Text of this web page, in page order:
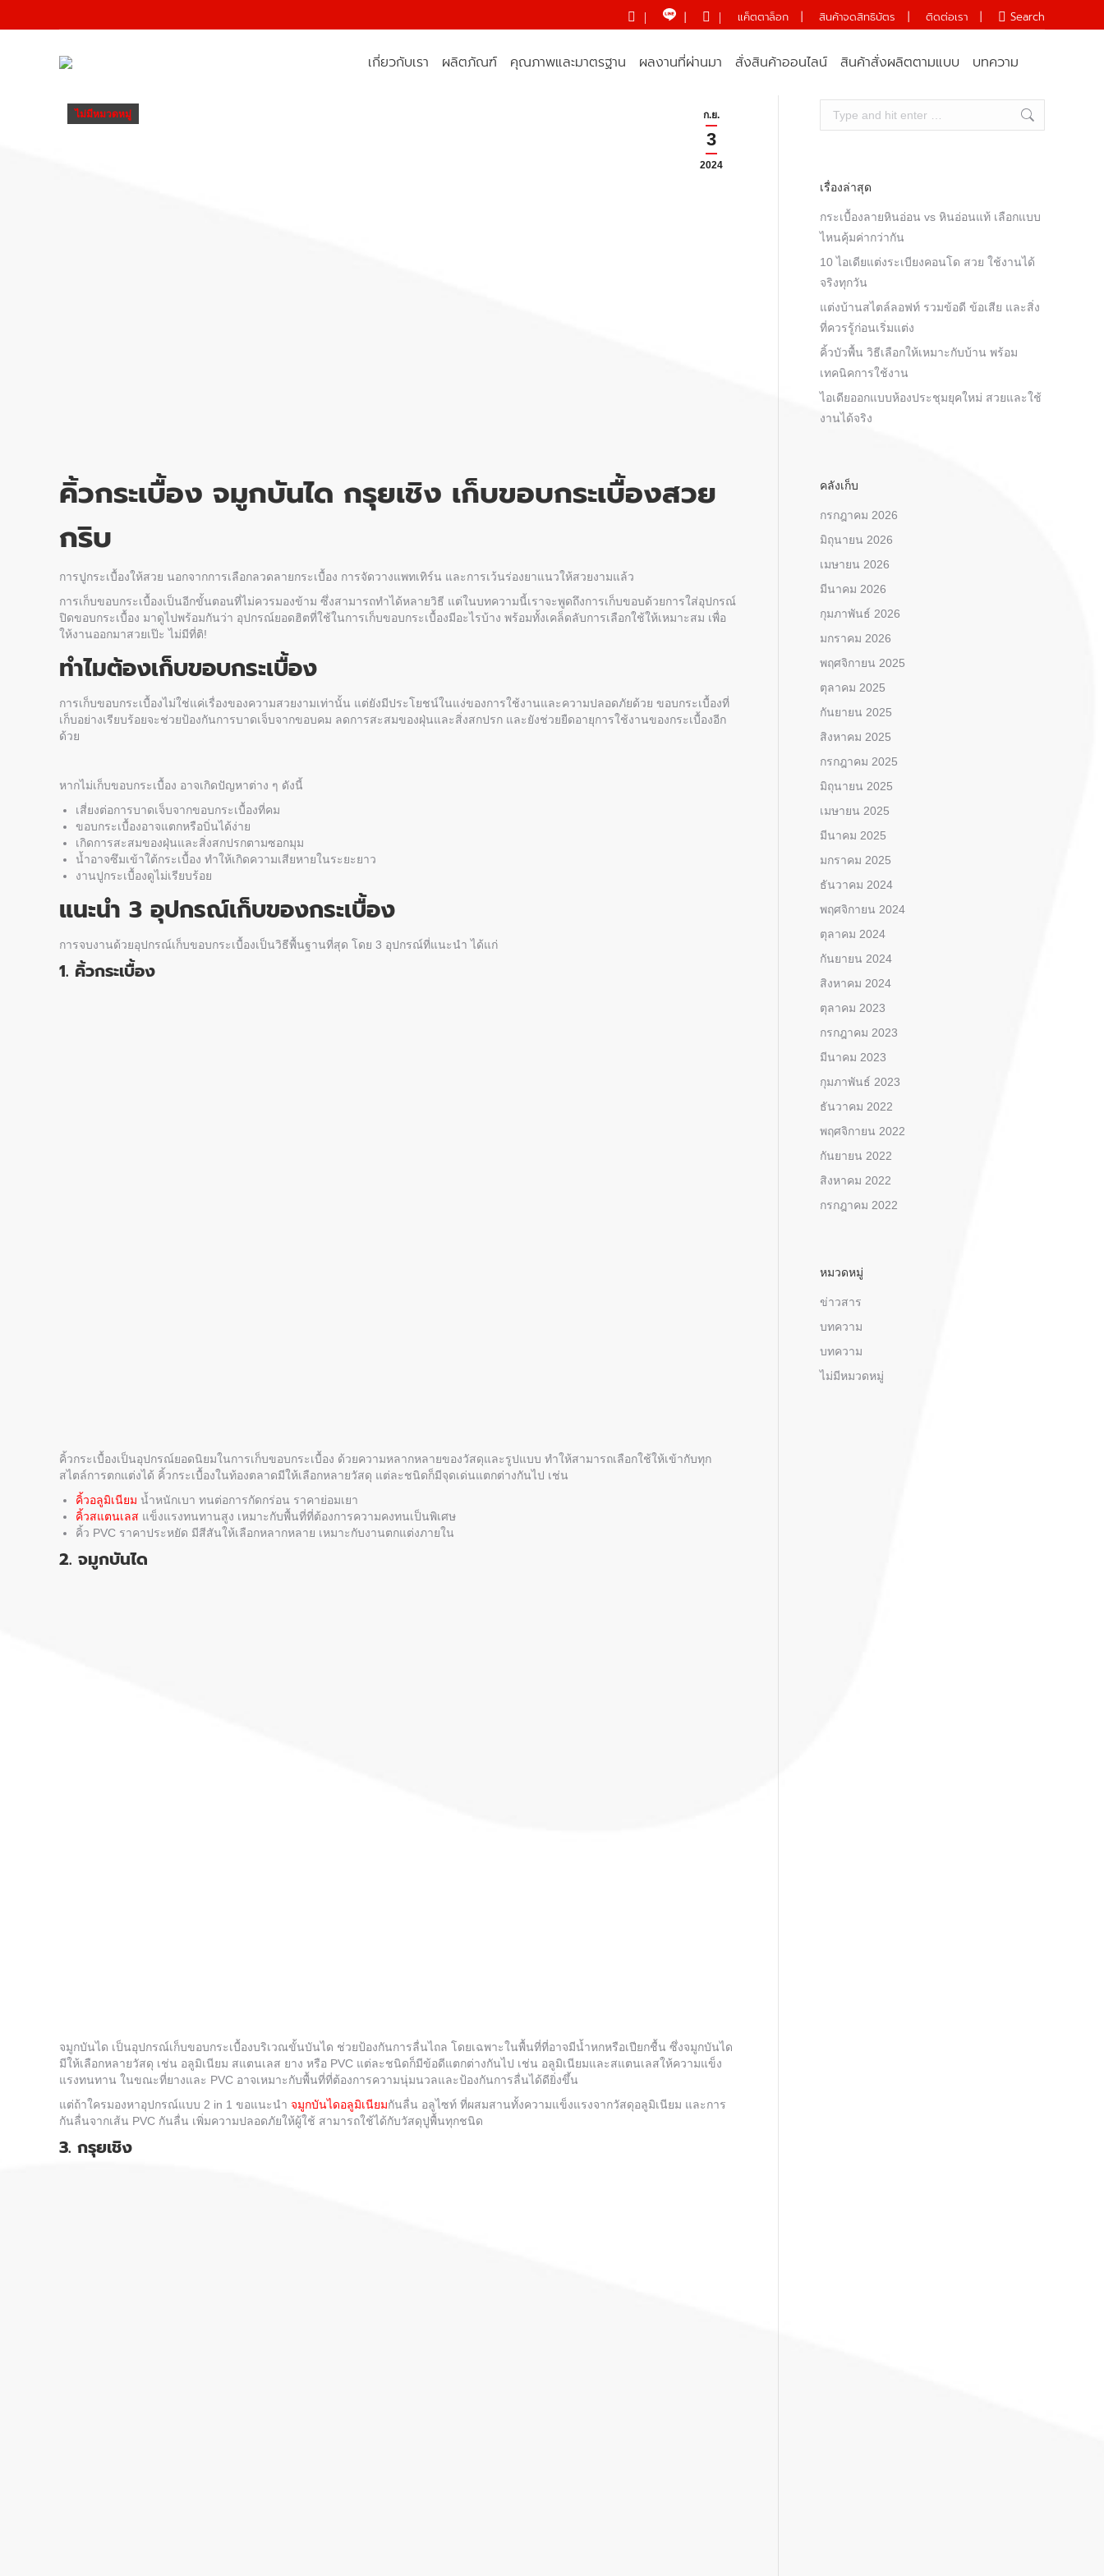
| | | แค็ตตาล็อก | สินค้าจดสิทธิบัตร | ติดต่อเรา | Search:
Search
เกี่ยวกับเรา ผลิตภัณฑ์ คุณภาพและมาตรฐาน ผลงานที่ผ่านมา สั่งสินค้าออนไลน์ สินค้าสั่งผลิตตามแบบ บทความ
ก.ย.
3
2024
ไม่มีหมวดหมู่
คิ้วกระเบื้อง จมูกบันได กรุยเชิง เก็บขอบกระเบื้องสวย
กริบ
การปูกระเบื้องให้สวย นอกจากการเลือกลวดลายกระเบื้อง การจัดวางแพทเทิร์น และการเว้นร่องยาแนวให้สวยงามแล้ว
การเก็บขอบกระเบื้องเป็นอีกขั้นตอนที่ไม่ควรมองข้าม ซึ่งสามารถทำได้หลายวิธี แต่ในบทความนี้เราจะพูดถึงการเก็บขอบด้วยการใส่อุปกรณ์
ปิดขอบกระเบื้อง มาดูไปพร้อมกันว่า อุปกรณ์ยอดฮิตที่ใช้ในการเก็บขอบกระเบื้องมีอะไรบ้าง พร้อมทั้งเคล็ดลับการเลือกใช้ให้เหมาะสม เพื่อ
ให้งานออกมาสวยเป๊ะ ไม่มีที่ติ!
ทำไมต้องเก็บขอบกระเบื้อง
การเก็บขอบกระเบื้องไม่ใช่แค่เรื่องของความสวยงามเท่านั้น แต่ยังมีประโยชน์ในแง่ของการใช้งานและความปลอดภัยด้วย ขอบกระเบื้องที่
เก็บอย่างเรียบร้อยจะช่วยป้องกันการบาดเจ็บจากขอบคม ลดการสะสมของฝุ่นและสิ่งสกปรก และยังช่วยยืดอายุการใช้งานของกระเบื้องอีก
ด้วย
หากไม่เก็บขอบกระเบื้อง อาจเกิดปัญหาต่าง ๆ ดังนี้
เสี่ยงต่อการบาดเจ็บจากขอบกระเบื้องที่คม
ขอบกระเบื้องอาจแตกหรือบิ่นได้ง่าย
เกิดการสะสมของฝุ่นและสิ่งสกปรกตามซอกมุม
น้ำอาจซึมเข้าใต้กระเบื้อง ทำให้เกิดความเสียหายในระยะยาว
งานปูกระเบื้องดูไม่เรียบร้อย
แนะนำ 3 อุปกรณ์เก็บของกระเบื้อง
การจบงานด้วยอุปกรณ์เก็บขอบกระเบื้องเป็นวิธีพื้นฐานที่สุด โดย 3 อุปกรณ์ที่แนะนำ ได้แก่
1. คิ้วกระเบื้อง
คิ้วกระเบื้องเป็นอุปกรณ์ยอดนิยมในการเก็บขอบกระเบื้อง ด้วยความหลากหลายของวัสดุและรูปแบบ ทำให้สามารถเลือกใช้ให้เข้ากับทุก
สไตล์การตกแต่งได้ คิ้วกระเบื้องในท้องตลาดมีให้เลือกหลายวัสดุ แต่ละชนิดก็มีจุดเด่นแตกต่างกันไป เช่น
คิ้วอลูมิเนียม น้ำหนักเบา ทนต่อการกัดกร่อน ราคาย่อมเยา
คิ้วสแตนเลส แข็งแรงทนทานสูง เหมาะกับพื้นที่ที่ต้องการความคงทนเป็นพิเศษ
คิ้ว PVC ราคาประหยัด มีสีสันให้เลือกหลากหลาย เหมาะกับงานตกแต่งภายใน
2. จมูกบันได
จมูกบันได เป็นอุปกรณ์เก็บขอบกระเบื้องบริเวณขั้นบันได ช่วยป้องกันการลื่นไถล โดยเฉพาะในพื้นที่ที่อาจมีน้ำหกหรือเปียกชื้น ซึ่งจมูกบันได
มีให้เลือกหลายวัสดุ เช่น อลูมิเนียม สแตนเลส ยาง หรือ PVC แต่ละชนิดก็มีข้อดีแตกต่างกันไป เช่น อลูมิเนียมและสแตนเลสให้ความแข็ง
แรงทนทาน ในขณะที่ยางและ PVC อาจเหมาะกับพื้นที่ที่ต้องการความนุ่มนวลและป้องกันการลื่นได้ดียิ่งขึ้น
แต่ถ้าใครมองหาอุปกรณ์แบบ 2 in 1 ขอแนะนำ จมูกบันไดอลูมิเนียมกันลื่น อลูไซท์ ที่ผสมสานทั้งความแข็งแรงจากวัสดุอลูมิเนียม และการ
กันลื่นจากเส้น PVC กันลื่น เพิ่มความปลอดภัยให้ผู้ใช้ สามารถใช้ได้กับวัสดุปูพื้นทุกชนิด
3. กรุยเชิง
Search:
เรื่องล่าสุด
กระเบื้องลายหินอ่อน vs หินอ่อนแท้ เลือกแบบ
ไหนคุ้มค่ากว่ากัน
10 ไอเดียแต่งระเบียงคอนโด สวย ใช้งานได้
จริงทุกวัน
แต่งบ้านสไตล์ลอฟท์ รวมข้อดี ข้อเสีย และสิ่ง
ที่ควรรู้ก่อนเริ่มแต่ง
คิ้วบัวพื้น วิธีเลือกให้เหมาะกับบ้าน พร้อม
เทคนิคการใช้งาน
ไอเดียออกแบบห้องประชุมยุคใหม่ สวยและใช้
งานได้จริง
คลังเก็บ
กรกฎาคม 2026
มิถุนายน 2026
เมษายน 2026
มีนาคม 2026
กุมภาพันธ์ 2026
มกราคม 2026
พฤศจิกายน 2025
ตุลาคม 2025
กันยายน 2025
สิงหาคม 2025
กรกฎาคม 2025
มิถุนายน 2025
เมษายน 2025
มีนาคม 2025
มกราคม 2025
ธันวาคม 2024
พฤศจิกายน 2024
ตุลาคม 2024
กันยายน 2024
สิงหาคม 2024
ตุลาคม 2023
กรกฎาคม 2023
มีนาคม 2023
กุมภาพันธ์ 2023
ธันวาคม 2022
พฤศจิกายน 2022
กันยายน 2022
สิงหาคม 2022
กรกฎาคม 2022
หมวดหมู่
ข่าวสาร
บทความ
บทความ
ไม่มีหมวดหมู่